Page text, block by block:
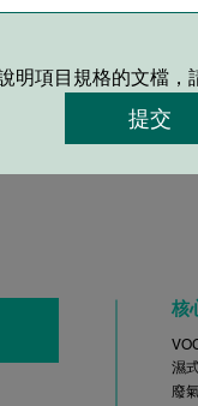
明項目規格的文檔
提交
核
濕
廢